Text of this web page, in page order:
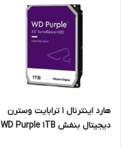
هارد اینترنال 1 ترابایت وسترن
دیجیتال بنفش WD Purple 1TB